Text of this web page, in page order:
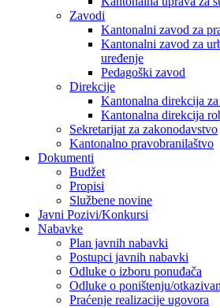
Zavodi
Kantonalni zavod za
Kantonalni zavod za
uređenje
Pedagoški zavod
Direkcije
Kantonalna direkcija za
Kantonalna direkcija
Sekretarijat za zakonodavstvo
Kantonalno pravobranilaštvo
Dokumenti
Budžet
Propisi
Službene novine
Javni Pozivi/Konkursi
Nabavke
Plan javnih nabavki
Postupci javnih nabavki
Odluke o izboru ponuđača
Odluke o poništenju/
Praćenje realizacije ugovora